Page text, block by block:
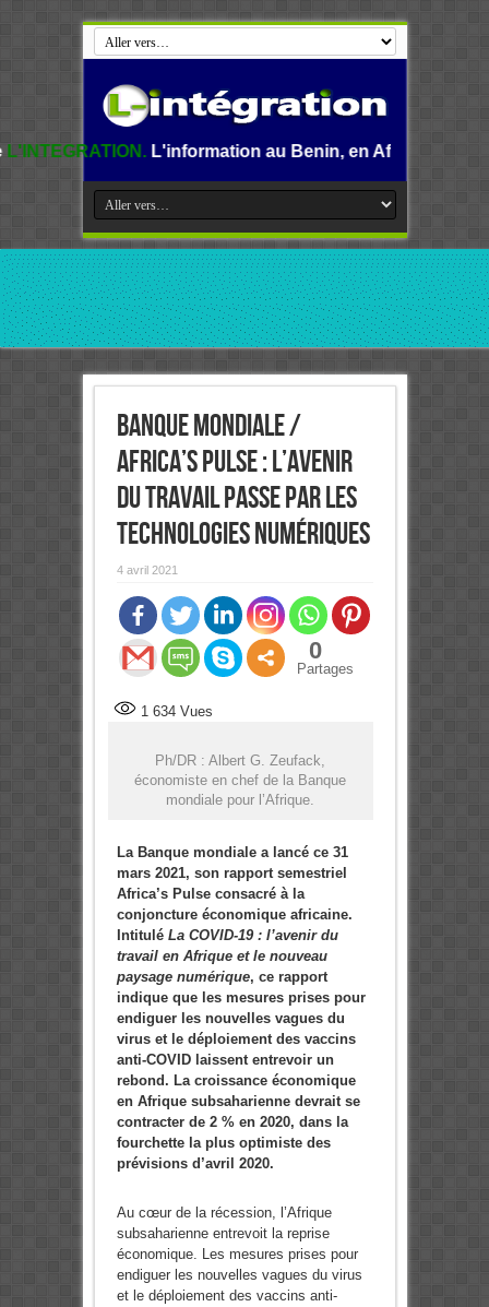
L'information au Benin, en Afrique et dans le monde.
Banque mondiale /
Africa’s Pulse : L’avenir
du travail passe par les
technologies numériques
4 avril 2021
0
Partages
1 634Vues
Ph/DR : Albert G. Zeufack,
économiste en chef de la Banque
mondiale pour l’Afrique.
La Banque mondiale a lancé ce 31
mars 2021, son rapport semestriel
Africa’s Pulse consacré à la
conjoncture économique africaine.
Intitulé La COVID-19 : l’avenir du
travail en Afrique et le nouveau
paysage numérique, ce rapport
indique que les mesures prises pour
endiguer les nouvelles vagues du
virus et le déploiement des vaccins
anti-COVID laissent entrevoir un
rebond. La croissance économique
en Afrique subsaharienne devrait se
contracter de 2 % en 2020, dans la
fourchette la plus optimiste des
prévisions d’avril 2020.
Au cœur de la récession, l’Afrique
subsaharienne entrevoit la reprise
économique. Les mesures prises pour
endiguer les nouvelles vagues du virus
et le déploiement des vaccins anti-